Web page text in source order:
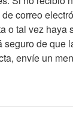
correo
o tal vez haya
seguro de que
envíe un